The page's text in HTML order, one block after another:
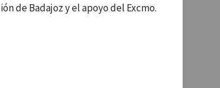
de Badajoz y el apoyo del Excmo.